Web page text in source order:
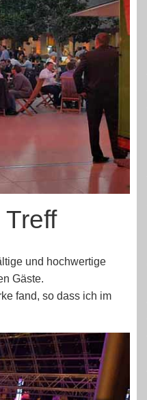
und hochwertige
Gäste.
fand, so dass ich im